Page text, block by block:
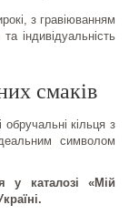
з гравіюванням
індивідуальність
смаків
кільця з
символом
у каталозі «Мій